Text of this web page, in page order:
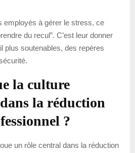
employés à gérer le stress, ce
du recul”. C’est leur donner
plus soutenables, des repères
la culture
la réduction
?
un rôle central dans la réduction